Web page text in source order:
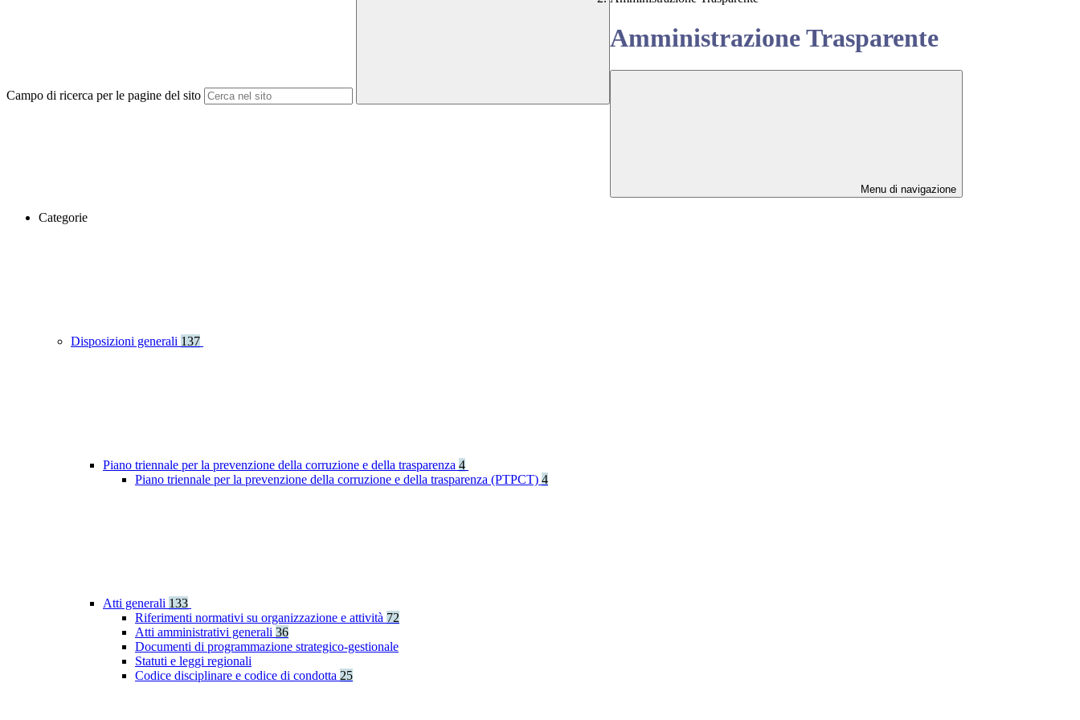
Campo di ricerca per le pagine del sito
Amministrazione Trasparente
Menu di navigazione
Categorie
Disposizioni generali 137
Piano triennale per la prevenzione della corruzione e della trasparenza 4
Piano triennale per la prevenzione della corruzione e della trasparenza (PTPCT) 4
Atti generali 133
Riferimenti normativi su organizzazione e attività 72
Atti amministrativi generali 36
Documenti di programmazione strategico-gestionale
Statuti e leggi regionali
Codice disciplinare e codice di condotta 25